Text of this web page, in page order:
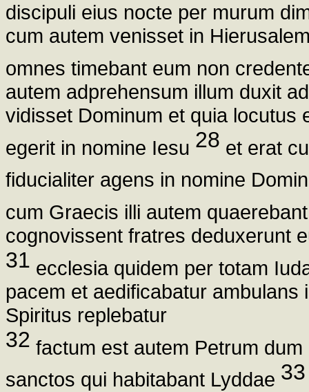
discipuli eius nocte per murum
cum autem venisset in
omnes timebant eum non
autem adprehensum illum duxit
vidisset Dominum et quia locutus
egerit in nomine Iesu 28 et erat
fiducialiter agens in nomine
cum Graecis illi autem
cognovissent fratres deduxerunt
31 ecclesia quidem per totam
pacem et aedificabatur
Spiritus replebatur
32 factum est autem Petrum
sanctos qui habitabant Lyddae 33